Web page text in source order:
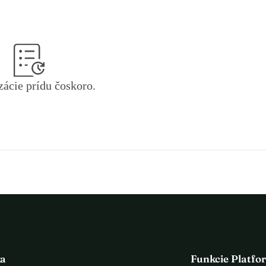
a na vedenie nových konaní, právnych konaní, odborníkov
Možnosť uzdravenia detí unesených od ich matiek, občas aj od ich
pretože ich trauma nie je okamžitá, ale trvá celý život, a čím
uzdravenie. S vďakou:
prídu čoskoro.
Funkcie